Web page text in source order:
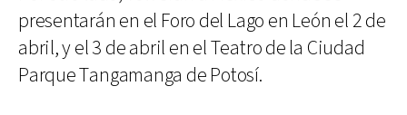
presentarán en el Foro del Lago en León el 2 de
abril, y el 3 de abril en el Teatro de la Ciudad
Parque Tangamanga de Potosí.